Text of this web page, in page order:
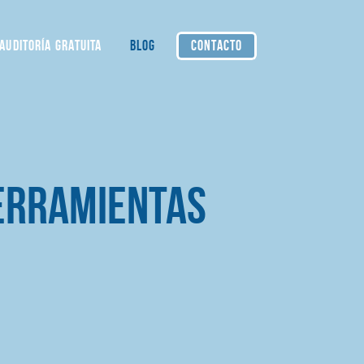
AUDITORÍA GRATUITA BLOG CONTACTO